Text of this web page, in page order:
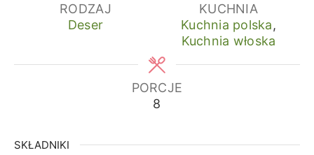
RODZAJ
Deser
KUCHNIA
Kuchnia polska,
Kuchnia włoska
PORCJE
8
SKŁADNIKI